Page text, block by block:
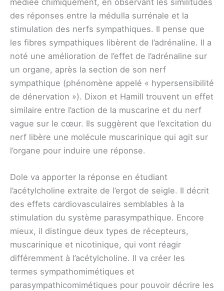
médiée chimiquement, en observant les similitudes
des réponses entre la médulla surrénale et la
stimulation des nerfs sympathiques. Il pense que
les fibres sympathiques libèrent de l’adrénaline. Il a
noté une amélioration de l’effet de l’adrénaline sur
un organe, après la section de son nerf
sympathique (phénomène appelé « hypersensibilité
de dénervation »). Dixon et Hamill trouvent un effet
similaire entre l’action de la muscarine et du nerf
vague sur le cœur. Ils suggèrent que l’excitation du
nerf libère une molécule muscarinique qui agit sur
l’organe pour induire une réponse.
Dole va apporter la réponse en étudiant
l’acétylcholine extraite de l’ergot de seigle. Il décrit
des effets cardiovasculaires semblables à la
stimulation du système parasympathique. Encore
mieux, il distingue deux types de récepteurs,
muscarinique et nicotinique, qui vont réagir
différemment à l’acétylcholine. Il va créer les
termes sympathomimétiques et
parasympathicomimétiques pour pouvoir décrire les